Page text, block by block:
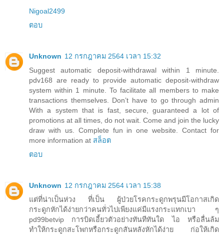
Nigoal2499
ตอบ
Unknown 12 กรกฎาคม 2564 เวลา 15:32
Suggest automatic deposit-withdrawal within 1 minute.
pdv168 are ready to provide automatic deposit-withdraw
system within 1 minute. To facilitate all members to make
transactions themselves. Don’t have to go through admin
With a system that is fast, secure, guaranteed a lot of
promotions at all times, do not wait. Come and join the lucky
draw with us. Complete fun in one website. Contact for
more information at สล็อต
ตอบ
Unknown 12 กรกฎาคม 2564 เวลา 15:38
แต่ที่น่าเป็นห่วง ที่เป็น ผู้ป่วยโรคกระดูกพรุนมีโอกาสเกิด
กระดูกหักได้ง่ายกว่าคนทั่วไปเพียงแค่มีแรงกระแทกเบา ๆ
pd99betvip การบิดเอี้ยวตัวอย่างทันทีทันใด ไอ หรือลื่นล้ม
ทำให้กระดูกสะโพกหรือกระดูกสันหลังหักได้ง่าย ก่อให้เกิด